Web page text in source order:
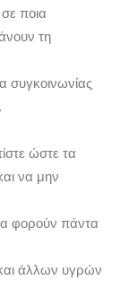
ποια
τη
συγκοινωνίας
ώστε τα
να μην
φορούν πάντα
άλλων υγρών